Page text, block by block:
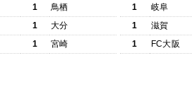
1
鳥栖
1
大分
1 宮崎
1
岐阜
1
滋賀
1
FC大阪